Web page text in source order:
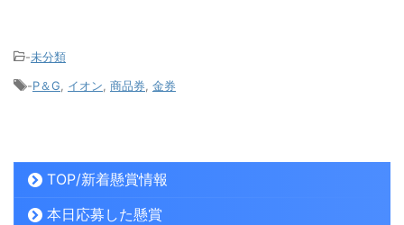
-未分類
-P＆G, イオン, 商品券, 金券
TOP/新着懸賞情報
本日応募した懸賞